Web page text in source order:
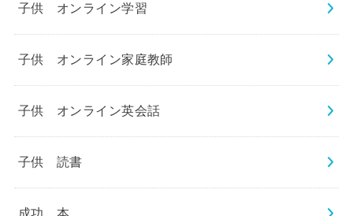
子供 オンライン学習
子供 オンライン家庭教師
子供 オンライン英会話
子供 読書